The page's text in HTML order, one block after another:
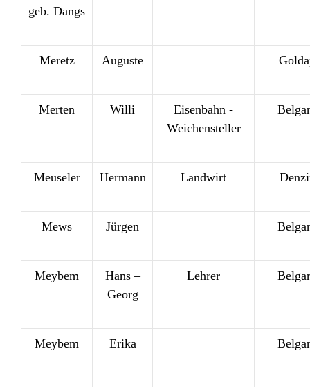
geb. Dangs
Meretz Auguste
Merten Willi
Eisenbahn -
Weichensteller
Meuseler Hermann Landwirt
Mews Jürgen
Meybem
Hans –
Georg
Lehrer
Meybem Erika